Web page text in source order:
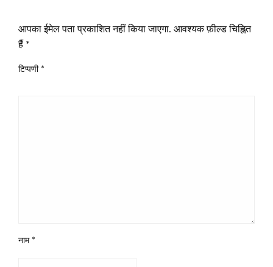
आपका ईमेल पता प्रकाशित नहीं किया जाएगा. आवश्यक फ़ील्ड चिह्नित
हैं *
टिप्पणी *
नाम *